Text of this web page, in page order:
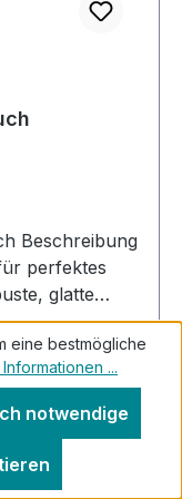
perfektes
mit
eine bestmögliche
...
notwendige